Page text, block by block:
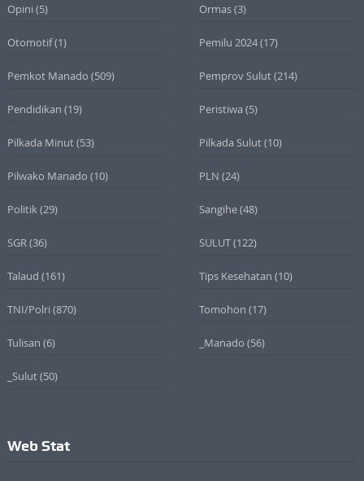
Opini (5) Ormas(3)
Otomotif(1) Pemilu 2024(17)
Pemkot Manado (509) Pemprov Sulut(214)
Pendidikan (19) Peristiwa (5)
Pilkada Minut(53) Pilkada Sulut(10)
Pilwako Manado (10) PLN (24)
Politik(29) Sangihe(48)
SGR(36) SULUT(122)
Talaud (161) Tips Kesehatan (10)
TNI/Polri (870) Tomohon (17)
Tulisan (6) _Manado (56)
_Sulut(50)
Web Stat